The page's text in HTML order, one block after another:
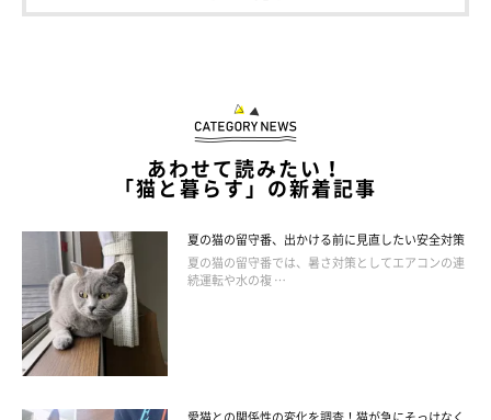
あわせて読みたい！
「猫と暮らす」の新着記事
夏の猫の留守番、出かける前に見直したい安全対策
夏の猫の留守番では、暑さ対策としてエアコンの連
続運転や水の複 …